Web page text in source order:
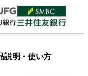
説明・使い方